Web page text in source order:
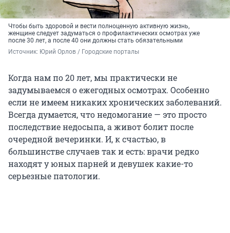
Чтобы быть здоровой и вести полноценную активную жизнь,
женщине следует задуматься о профилактических осмотрах уже
после 30 лет, а после 40 они должны стать обязательными
Источник: Юрий Орлов / Городские порталы
Когда нам по 20 лет, мы практически не
задумываемся о ежегодных осмотрах. Особенно
если не имеем никаких хронических заболеваний.
Всегда думается, что недомогание — это просто
последствие недосыпа, а живот болит после
очередной вечеринки. И, к счастью, в
большинстве случаев так и есть: врачи редко
находят у юных парней и девушек какие-то
серьезные патологии.